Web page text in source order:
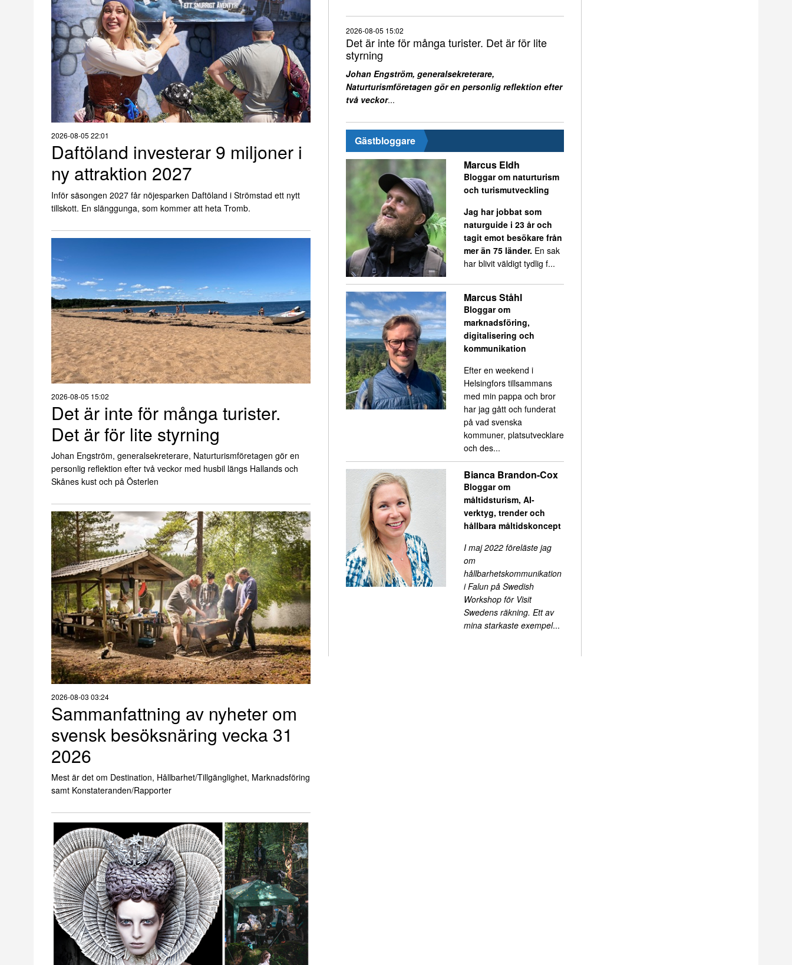
2026-08-05 22:01
Daftöland investerar 9 miljoner i
ny attraktion 2027
Inför säsongen 2027 får nöjesparken Daftöland i Strömstad ett nytt
tillskott. En slänggunga, som kommer att heta Tromb.
2026-08-05 15:02
Det är inte för många turister.
Det är för lite styrning
Johan Engström, generalsekreterare, Naturturismföretagen gör en
personlig reflektion efter två veckor med husbil längs Hallands och
Skånes kust och på Österlen
2026-08-03 03:24
Sammanfattning av nyheter om
svensk besöksnäring vecka 31
2026
Mest är det om Destination, Hållbarhet/Tillgänglighet, Marknadsföring
samt Konstateranden/Rapporter
2026-08-05 15:02
Det är inte för många turister. Det är för lite
styrning
Johan Engström, generalsekreterare,
Naturturismföretagen gör en personlig reflektion efter
två veckor...
Gästbloggare
Marcus Eldh
Bloggar om naturturism
och turismutveckling
Jag har jobbat som
naturguide i 23 år och
tagit emot besökare från
mer än 75 länder. En sak
har blivit väldigt tydlig f...
Marcus Ståhl
Bloggar om
marknadsföring,
digitalisering och
kommunikation
Efter en weekend i
Helsingfors tillsammans
med min pappa och bror
har jag gått och funderat
på vad svenska
kommuner, platsutvecklare
och des...
Bianca Brandon-Cox
Bloggar om
måltidsturism, AI-
verktyg, trender och
hållbara måltidskoncept
I maj 2022 föreläste jag
om
hållbarhetskommunikation
i Falun på Swedish
Workshop för Visit
Swedens räkning. Ett av
mina starkaste exempel...